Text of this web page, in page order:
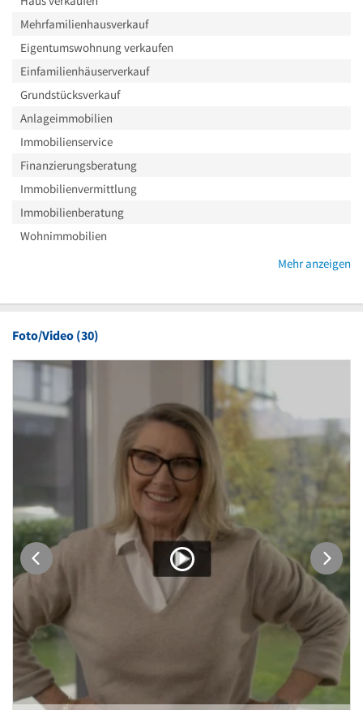
Mehrfamilienhausverkauf
Eigentumswohnung verkaufen
Einfamilienhäuserverkauf
Grundstücksverkauf
Anlageimmobilien
Immobilienservice
Finanzierungsberatung
Immobilienvermittlung
Immobilienberatung
Wohnimmobilien
Mehr anzeigen
Foto/Video (30)